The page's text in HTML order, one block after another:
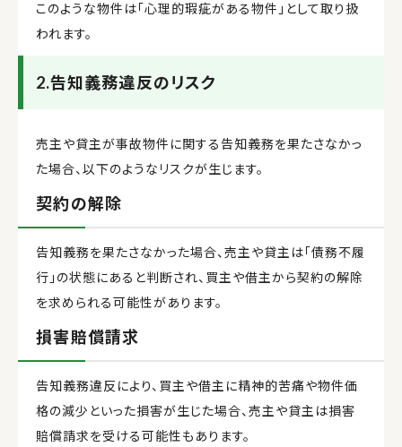
このような物件は「心理的瑕疵がある物件」として取り扱
われます。
2.告知義務違反のリスク
売主や貸主が事故物件に関する告知義務を果たさなかっ
た場合、以下のようなリスクが生じます。
契約の解除
告知義務を果たさなかった場合、売主や貸主は「債務不履
行」の状態にあると判断され、買主や借主から契約の解除
を求められる可能性があります。
損害賠償請求
告知義務違反により、買主や借主に精神的苦痛や物件価
格の減少といった損害が生じた場合、売主や貸主は損害
賠償請求を受ける可能性もあります。